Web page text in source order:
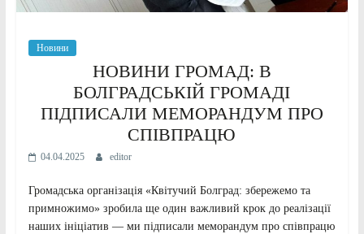
Новини
НОВИНИ ГРОМАД: В
БОЛГРАДСЬКІЙ ГРОМАДІ
ПІДПИСАЛИ МЕМОРАНДУМ ПРО
СПІВПРАЦЮ
04.04.2025 editor
Громадська організація «Квітучий Болград: збережемо та
примножимо» зробила ще один важливий крок до реалізації
наших ініціатив — ми підписали меморандум про співпрацю